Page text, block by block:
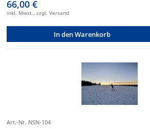
66,00 €
inkl. Mwst., zzgl. Versand
In den Warenkorb
Art.-Nr. NSN-104